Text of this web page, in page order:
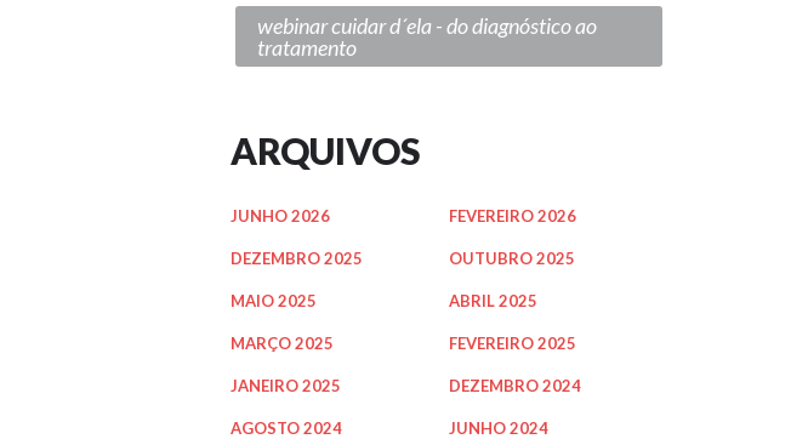
webinar cuidar d´ela - do diagnóstico ao
tratamento
ARQUIVOS
JUNHO 2026 FEVEREIRO 2026
DEZEMBRO 2025 OUTUBRO 2025
MAIO 2025 ABRIL 2025
MARÇO 2025 FEVEREIRO 2025
JANEIRO 2025 DEZEMBRO 2024
AGOSTO 2024 JUNHO 2024